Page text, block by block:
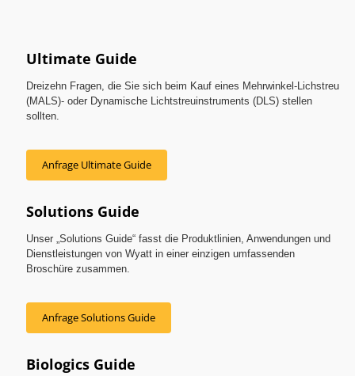
Ultimate Guide
Dreizehn Fragen, die Sie sich beim Kauf eines Mehrwinkel-Lichstreu
(MALS)- oder Dynamische Lichtstreuinstruments (DLS) stellen
sollten.
Anfrage Ultimate Guide
Solutions Guide
Unser „Solutions Guide“ fasst die Produktlinien, Anwendungen und
Dienstleistungen von Wyatt in einer einzigen umfassenden
Broschüre zusammen.
Anfrage Solutions Guide
Biologics Guide